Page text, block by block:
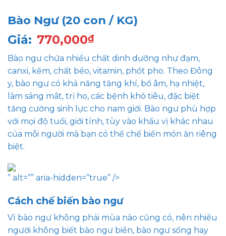
Bào Ngư (20 con / KG)
Giá: 770,000₫
Bào ngư chứa nhiều chất dinh dưỡng như đạm,
canxi, kẽm, chất béo, vitamin, phốt pho. Theo Đông
y, bào ngư có khả năng tăng khí, bổ âm, hạ nhiệt,
làm sáng mắt, trị ho, các bệnh khó tiêu, đặc biệt
tăng cường sinh lực cho nam giới. Bào ngư phù hợp
với mọi độ tuổi, giới tính, tùy vào khẩu vị khác nhau
của mỗi người mà bạn có thể chế biến món ăn riêng
biệt.
” alt=”” aria-hidden=”true” />
Cách chế biến bào ngư
Vì bào ngư không phải mùa nào cũng có, nên nhiều
người không biết bào ngư biển, bào ngư sống hay